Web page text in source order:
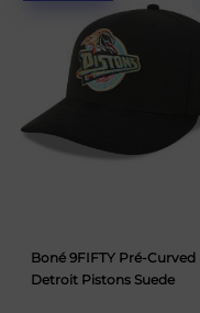
Boné 9FIFTY Pré-Curved
Detroit Pistons Suede